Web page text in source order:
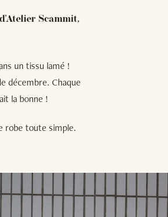
Scammit,
un tissu lamé !
décembre. Chaque
la bonne !
robe toute simple.